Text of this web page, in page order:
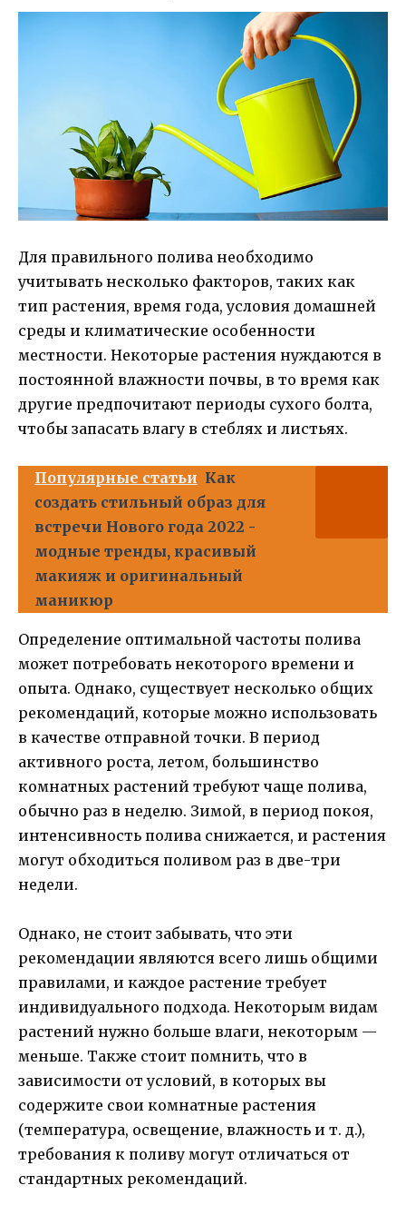
Для правильного полива необходимо
учитывать несколько факторов, таких как
тип растения, время года, условия домашней
среды и климатические особенности
местности. Некоторые растения нуждаются в
постоянной влажности почвы, в то время как
другие предпочитают периоды сухого болта,
чтобы запасать влагу в стеблях и листьях.
Популярные статьи Как
создать стильный образ для
встречи Нового года 2022 -
модные тренды, красивый
макияж и оригинальный
маникюр
Определение оптимальной частоты полива
может потребовать некоторого времени и
опыта. Однако, существует несколько общих
рекомендаций, которые можно использовать
в качестве отправной точки. В период
активного роста, летом, большинство
комнатных растений требуют чаще полива,
обычно раз в неделю. Зимой, в период покоя,
интенсивность полива снижается, и растения
могут обходиться поливом раз в две-три
недели.
Однако, не стоит забывать, что эти
рекомендации являются всего лишь общими
правилами, и каждое растение требует
индивидуального подхода. Некоторым видам
растений нужно больше влаги, некоторым —
меньше. Также стоит помнить, что в
зависимости от условий, в которых вы
содержите свои комнатные растения
(температура, освещение, влажность и т. д.),
требования к поливу могут отличаться от
стандартных рекомендаций.